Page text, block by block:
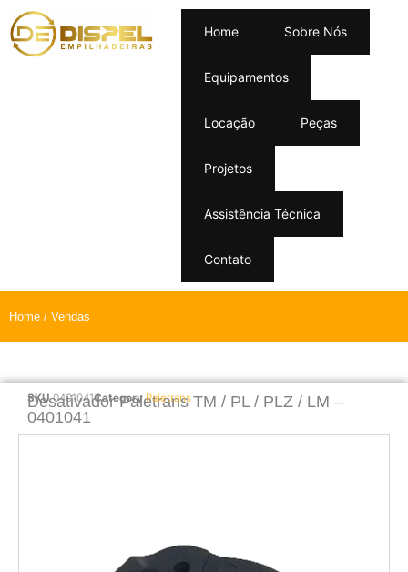
Home Sobre Nós
Equipamentos
Locação Peças
Projetos
Assistência Técnica
Contato
Home / Vendas
Desativador Paletrans TM / PL / PLZ / LM –
0401041
SKU0401041Category Paletrans